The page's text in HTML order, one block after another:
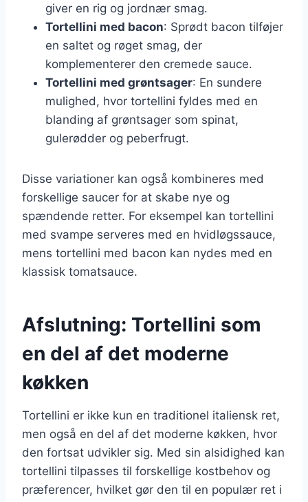
giver en rig og jordnær smag.
Tortellini med bacon: Sprødt bacon tilføjer
en saltet og røget smag, der
komplementerer den cremede sauce.
Tortellini med grøntsager: En sundere
mulighed, hvor tortellini fyldes med en
blanding af grøntsager som spinat,
gulerødder og peberfrugt.
Disse variationer kan også kombineres med
forskellige saucer for at skabe nye og
spændende retter. For eksempel kan tortellini
med svampe serveres med en hvidløgssauce,
mens tortellini med bacon kan nydes med en
klassisk tomatsauce.
Afslutning: Tortellini som
en del af det moderne
køkken
Tortellini er ikke kun en traditionel italiensk ret,
men også en del af det moderne køkken, hvor
den fortsat udvikler sig. Med sin alsidighed kan
tortellini tilpasses til forskellige kostbehov og
præferencer, hvilket gør den til en populær ret i